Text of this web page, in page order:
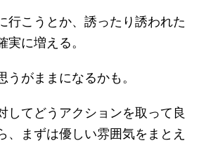
行こうとか、誘ったり誘われた
実に増える。
うがままになるかも。
してどうアクションを取って良
、まずは優しい雰囲気をまとえ